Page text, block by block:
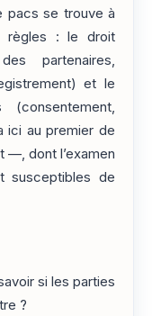
pacs se trouve à
règles : le droit
partenaires,
et le
ici au premier de
dont l’examen
susceptibles de
si les parties
?